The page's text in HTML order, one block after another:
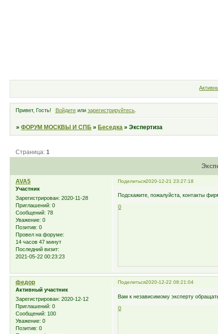
Привет, Гость! Войдитеили зарегистрируйтесь.
»ФОРУМ МОСКВЫ И СПБ »Беседка »Экспертиза
Страница:1
Поделиться2020-12-21 23:27:18
AVA5
Участник
Зарегистрирован: 2020-11-28
Приглашений: 0
Сообщений: 78
Уважение: 0
Позитив: 0
Провел на форуме:
14 часов 47 минут
Последний визит:
2021-05-22 00:23:23
Подскажите, пожалуйста, контакты
0
Поделиться2020-12-22 08:21:04
федор
Активный участник
Зарегистрирован: 2020-12-12
Приглашений: 0
Сообщений: 100
Уважение: 0
Позитив: 0
Вам к независимому эксперту
0